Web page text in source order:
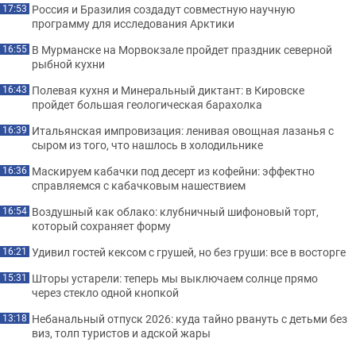
17:53 Россия и Бразилия создадут совместную научную
программу для исследования Арктики
16:55 В Мурманске на Морвокзале пройдет праздник северной
рыбной кухни
16:43 Полевая кухня и Минеральный диктант: в Кировске
пройдет большая геологическая барахолка
16:39 Итальянская импровизация: ленивая овощная лазанья с
сыром из того, что нашлось в холодильнике
16:36 Маскируем кабачки под десерт из кофейни: эффектно
справляемся с кабачковым нашествием
16:54 Воздушный как облако: клубничный шифоновый торт,
который сохраняет форму
16:21 Удивил гостей кексом с грушей, но без груши: все в восторге
15:31 Шторы устарели: теперь мы выключаем солнце прямо
через стекло одной кнопкой
13:18 Небанальный отпуск 2026: куда тайно рвануть с детьми без
виз, толп туристов и адской жары